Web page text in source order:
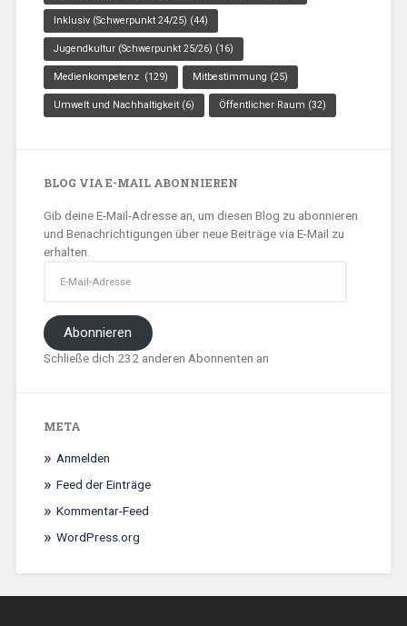
Inklusiv (Schwerpunkt 24/25) (44)
Jugendkultur (Schwerpunkt 25/26) (16)
Medienkompetenz (129) Mitbestimmung (25)
Umwelt und Nachhaltigkeit(6) Öffentlicher Raum (32)
BLOG VIA E-MAIL ABONNIEREN
Gib deine E-Mail-Adresse an, um diesen Blog zu abonnieren
und Benachrichtigungen über neue Beiträge via E-Mail zu
erhalten.
Mail-
Adresse
Abonnieren
Schließe dich 232 anderen Abonnenten an
META
Anmelden
Feed der Einträge
Kommentar-Feed
WordPress.org